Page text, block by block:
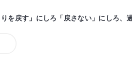
りを戻す」にしろ「戻さない」にしろ